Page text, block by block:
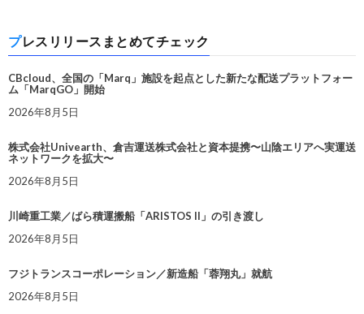
プレスリリースまとめてチェック
CBcloud、全国の「Marq」施設を起点とした新たな配送プラットフォー
ム「MarqGO」開始
2026年8月5日
株式会社Univearth、倉吉運送株式会社と資本提携〜山陰エリアへ実運送
ネットワークを拡大〜
2026年8月5日
川崎重工業／ばら積運搬船「ARISTOS II」の引き渡し
2026年8月5日
フジトランスコーポレーション／新造船「蓉翔丸」就航
2026年8月5日